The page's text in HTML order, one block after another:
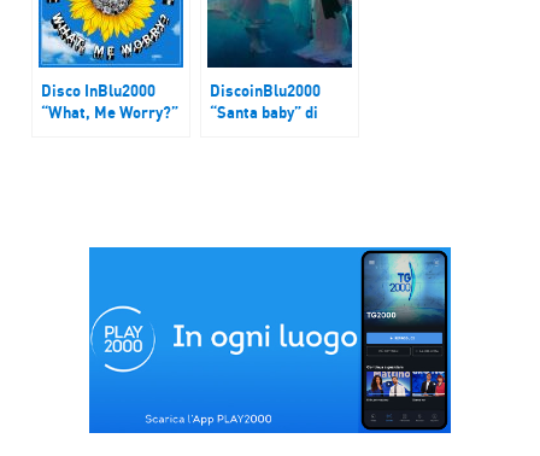
Disco InBlu2000
“What, Me Worry?”
DiscoinBlu2000
“Santa baby” di